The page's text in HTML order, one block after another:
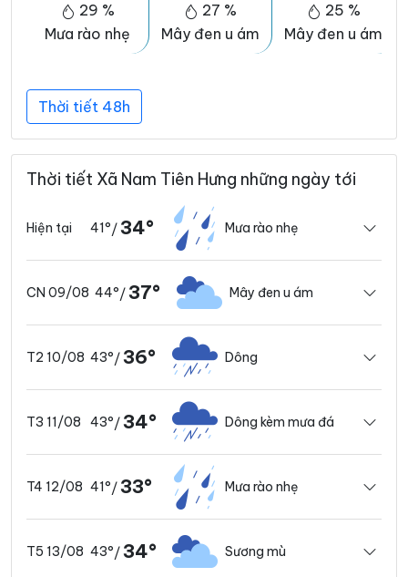
29 %
Mưa rào nhẹ
27 %
Mây đen u ám
25 %
Mây đen u ám
Thời tiết 48h
Thời tiết Xã Nam Tiên Hưng những ngày tới
Hiện tại 41°/ 34° Mưa rào nhẹ
CN 09/08 44°/ 37° Mây đen u ám
T2 10/08 43°/ 36° Dông
T3 11/08 43°/ 34° Dông kèm mưa đá
T4 12/08 41°/ 33° Mưa rào nhẹ
T5 13/08 43°/ 34° Sương mù